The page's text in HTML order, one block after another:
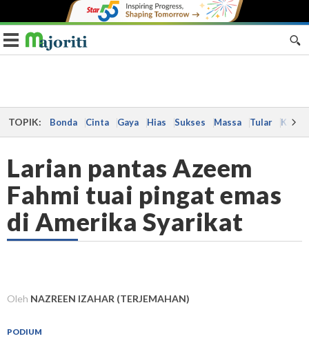
Toggle navigation
TOPIK: Bonda Cinta Gaya Hias Sukses Massa Tular Kes
Larian pantas Azeem
Fahmi tuai pingat emas
di Amerika Syarikat
Oleh NAZREEN IZAHAR (TERJEMAHAN)
PODIUM